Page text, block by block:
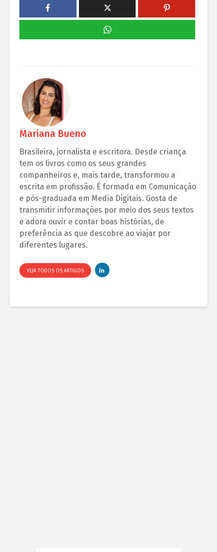
Mariana Bueno
Brasileira, jornalista e escritora. Desde criança
tem os livros como os seus grandes
companheiros e, mais tarde, transformou a
escrita em profissão. É formada em Comunicação
e pós-graduada em Media Digitais. Gosta de
transmitir informações por meio dos seus textos
e adora ouvir e contar boas histórias, de
preferência as que descobre ao viajar por
diferentes lugares.
VEJA TODOS OS ARTIGOS